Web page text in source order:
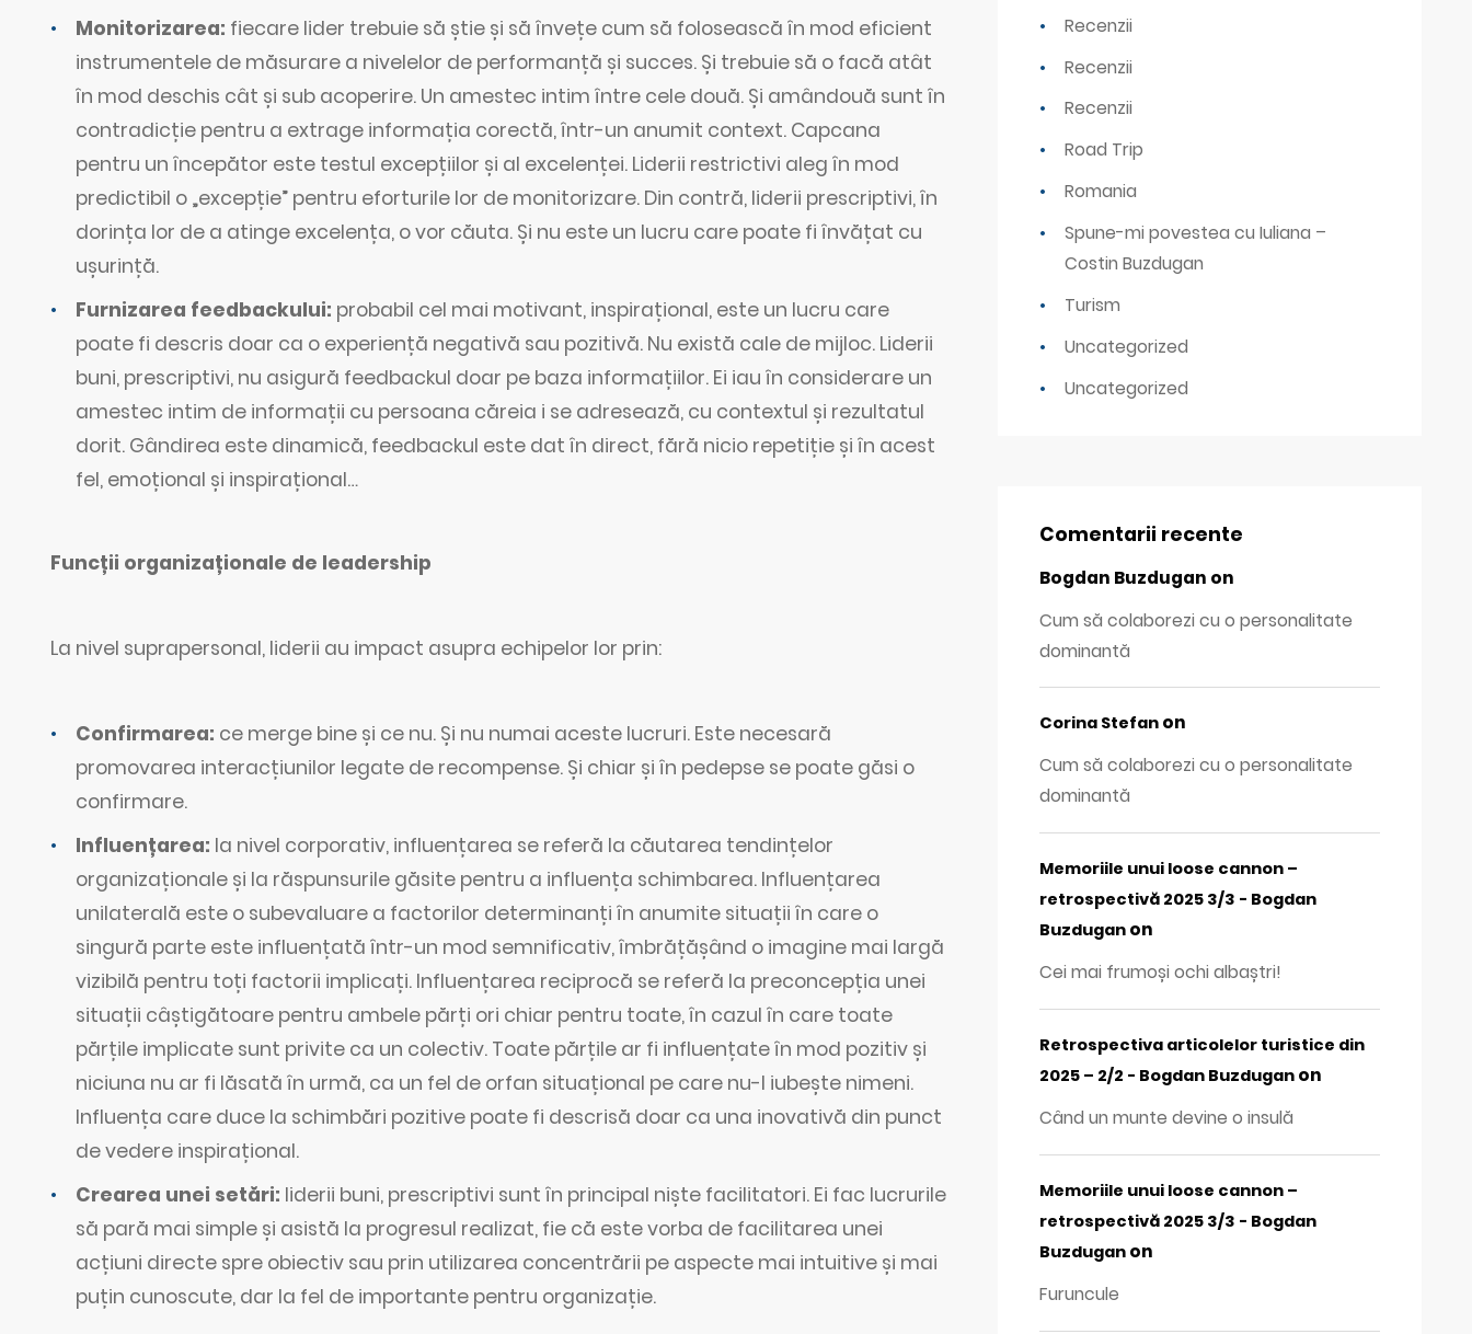
Monitorizarea: fiecare lider trebuie să știe și să învețe cum să folosească în mod eficient
instrumentele de măsurare a nivelelor de performanță și succes. Și trebuie să o facă atât
în mod deschis cât și sub acoperire. Un amestec intim între cele două. Și amândouă sunt în
contradicție pentru a extrage informația corectă, într-un anumit context. Capcana
pentru un începător este testul excepțiilor și al excelenței. Liderii restrictivi aleg în mod
predictibil o „excepție” pentru eforturile lor de monitorizare. Din contră, liderii prescriptivi, în
dorința lor de a atinge excelența, o vor căuta. Și nu este un lucru care poate fi învățat cu
ușurință.
Furnizarea feedbackului: probabil cel mai motivant, inspirațional, este un lucru care
poate fi descris doar ca o experiență negativă sau pozitivă. Nu există cale de mijloc. Liderii
buni, prescriptivi, nu asigură feedbackul doar pe baza informațiilor. Ei iau în considerare un
amestec intim de informații cu persoana căreia i se adresează, cu contextul și rezultatul
dorit. Gândirea este dinamică, feedbackul este dat în direct, fără nicio repetiție și în acest
fel, emoțional și inspirațional…
Funcții organizaționale de leadership
La nivel suprapersonal, liderii au impact asupra echipelor lor prin:
Confirmarea: ce merge bine și ce nu. Și nu numai aceste lucruri. Este necesară
promovarea interacțiunilor legate de recompense. Și chiar și în pedepse se poate găsi o
confirmare.
Influențarea: la nivel corporativ, influențarea se referă la căutarea tendințelor
organizaționale și la răspunsurile găsite pentru a influența schimbarea. Influențarea
unilaterală este o subevaluare a factorilor determinanți în anumite situații în care o
singură parte este influențată într-un mod semnificativ, îmbrățășând o imagine mai largă
vizibilă pentru toți factorii implicați. Influențarea reciprocă se referă la preconcepția unei
situații câștigătoare pentru ambele părți ori chiar pentru toate, în cazul în care toate
părțile implicate sunt privite ca un colectiv. Toate părțile ar fi influențate în mod pozitiv și
niciuna nu ar fi lăsată în urmă, ca un fel de orfan situațional pe care nu-l iubește nimeni.
Influența care duce la schimbări pozitive poate fi descrisă doar ca una inovativă din punct
de vedere inspirațional.
Crearea unei setări: liderii buni, prescriptivi sunt în principal niște facilitatori. Ei fac lucrurile
să pară mai simple și asistă la progresul realizat, fie că este vorba de facilitarea unei
acțiuni directe spre obiectiv sau prin utilizarea concentrării pe aspecte mai intuitive și mai
puțin cunoscute, dar la fel de importante pentru organizație.
Recenzii
Recenzii
Recenzii
Road Trip
Romania
Spune-mi povestea cu Iuliana –
Costin Buzdugan
Turism
Uncategorized
Uncategorized
Comentarii recente
Bogdan Buzdugan on
Cum să colaborezi cu o personalitate
dominantă
Corina Stefan on
Cum să colaborezi cu o personalitate
dominantă
Memoriile unui loose cannon –
retrospectivă 2025 3/3 - Bogdan
Buzdugan on
Cei mai frumoși ochi albaștri!
Retrospectiva articolelor turistice din
2025 – 2/2 - Bogdan Buzdugan on
Când un munte devine o insulă
Memoriile unui loose cannon –
retrospectivă 2025 3/3 - Bogdan
Buzdugan on
Furuncule